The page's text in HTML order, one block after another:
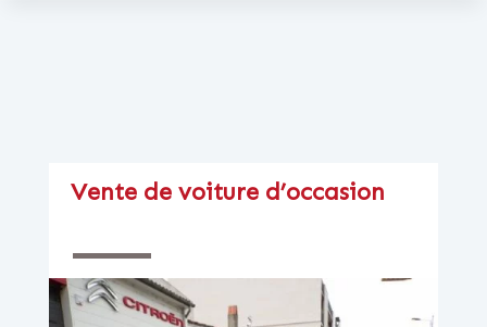
Vente de voiture d’occasion